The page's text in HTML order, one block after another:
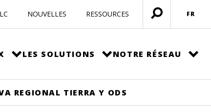
NOUVELLES RESSOURCES
Ouvrir
menu
FR
LES SOLUTIONS NOTRE RÉSEAU
REGIONAL TIERRA Y ODS